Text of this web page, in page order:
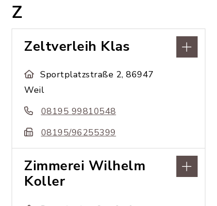
Z
Zeltverleih Klas
Sportplatzstraße 2, 86947
Weil
08195 99810548
08195/96255399
Zimmerei Wilhelm
Koller